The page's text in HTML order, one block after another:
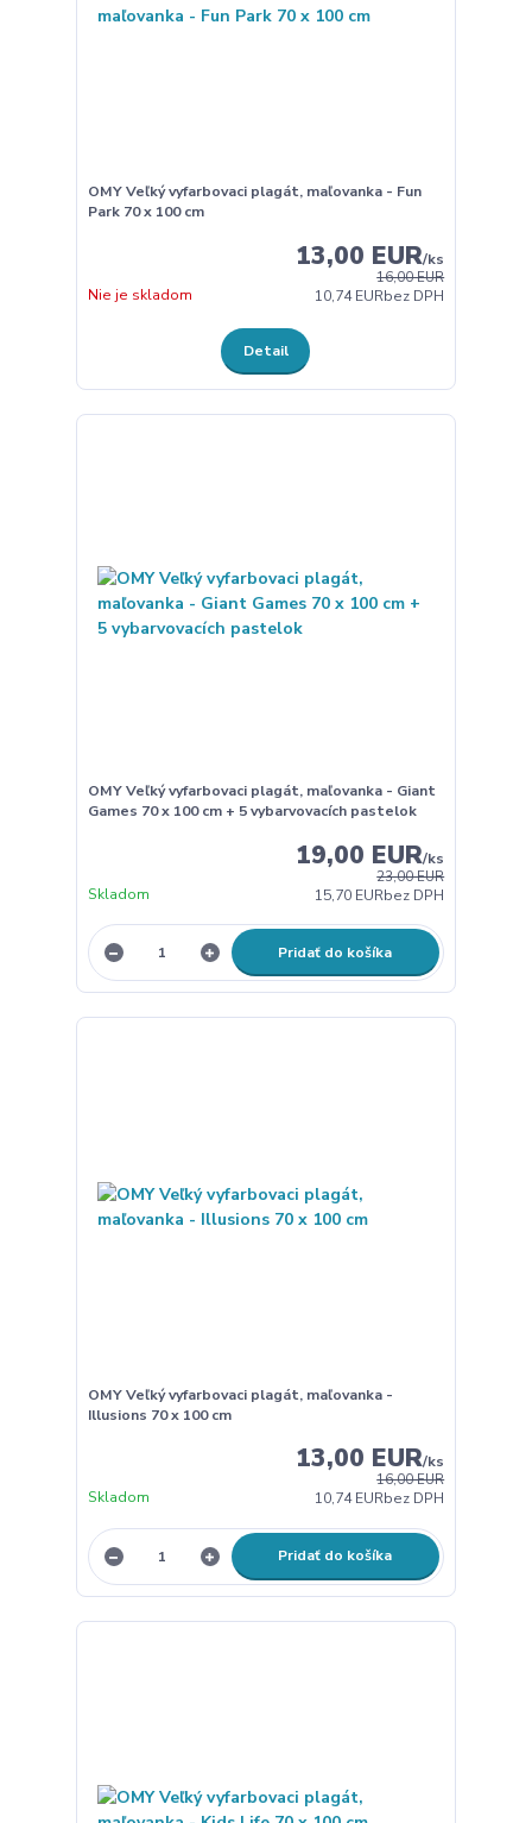
OMY Veľký vyfarbovaci plagát, maľovanka - Fun
Park 70 x 100 cm
16,00 EUR
13,00 EUR/ks
10,74 EURbez DPH
Nie je skladom
Detail
OMY Veľký vyfarbovaci plagát, maľovanka - Giant
Games 70 x 100 cm + 5 vybarvovacích pastelok
23,00 EUR
19,00 EUR/ks
15,70 EURbez DPH
Skladom
Pridať do košíka
OMY Veľký vyfarbovaci plagát, maľovanka -
Illusions 70 x 100 cm
16,00 EUR
13,00 EUR/ks
10,74 EURbez DPH
Skladom
Pridať do košíka